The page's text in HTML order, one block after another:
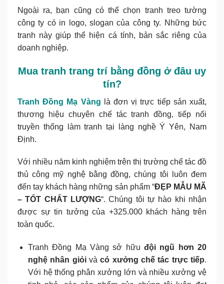
Ngoài ra, bạn cũng có thể chọn tranh treo tường
công ty có in logo, slogan của công ty. Những bức
tranh này giúp thể hiện cá tính, bản sắc riêng của
doanh nghiệp.
Mua tranh trang trí bằng đồng ở đâu uy
tín?
Tranh Đồng Mạ Vàng là đơn vị trực tiếp sản xuất,
thương hiệu chuyên chế tác tranh đồng, tiếp nối
truyền thống làm tranh tại làng nghề Ý Yên, Nam
Định.
Với nhiều năm kinh nghiệm trên thị trường chế tác đồ
thủ công mỹ nghệ bằng đồng, chúng tôi luôn đem
đến tay khách hàng những sản phẩm “ĐẸP MẪU MÃ
– TỐT CHẤT LƯỢNG“. Chúng tôi tự hào khi nhận
được sự tin tưởng của +325.000 khách hàng trên
toàn quốc.
Tranh Đồng Mạ Vàng sở hữu đội ngũ hơn 20
nghệ nhân giỏivàcó xưởng chế tác trực tiếp.
Với hệ thống phân xưởng lớn và nhiều xưởng vệ